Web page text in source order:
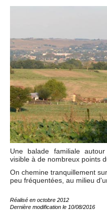
Une balade familiale
visible à de nombreux points
On chemine tranquillement
peu fréquentées, au milieu
Réalisé en octobre 2012
Dernière modification le 10/08/2016